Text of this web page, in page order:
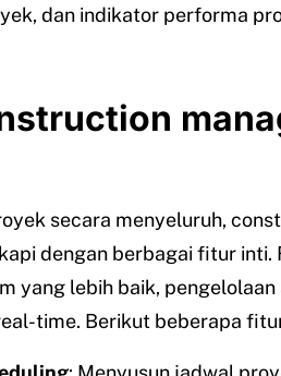
dan indikator performa
secara menyeluruh,
dengan berbagai fitur inti.
yang lebih baik,
time. Berikut beberapa